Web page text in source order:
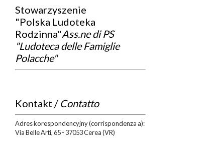
Stowarzyszenie
"Polska Ludoteka
Rodzinna"Ass.ne di PS
"Ludoteca delle Famiglie
Polacche"
Kontakt /Contatto
Adres korespondencyjny (corrispondenza a):
Via Belle Arti, 65 - 37053 Cerea (VR)